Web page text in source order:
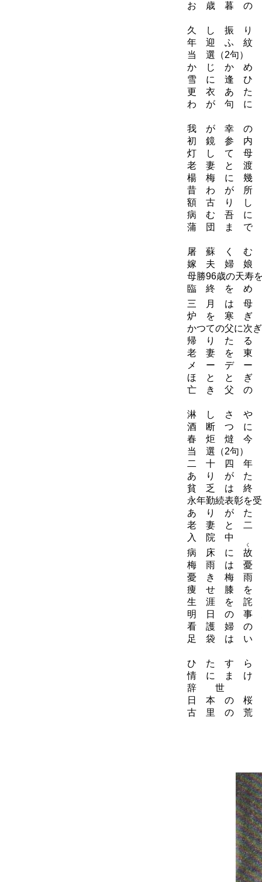
お 歳 暮 の
久 し 振 り
年 迎 ふ 紋
当 選（2句）
か じ か め
雪 に 逢 ひ
更 衣 あ た
わ が 句 に
我 が 幸 の
初 鏡 参 内
灯 し て 母
老 妻 と 渡
楊 梅 に 幾
昔 わ が 所
額 古 り し
病 む 吾 に
蒲 団 ま で
屠 蘇 く む
嫁 夫 婦 娘
母勝96歳の天寿
臨 終 を め
三 月 は
炉 を 寒 ぎ
かつての父に次
帰 り た る
老 妻 を 東
メ ー デ ー
ほ と と ぎ
亡 き 父 の
淋 し さ や
酒 断 つ に
春 炬 燵 今
当 選（2句）
二 十 四 年
あ り が た
貧 乏 は 終
永年勤続表彰を
あ り が た
老 妻 と 二
入 院 中
病 床 に 故
く
梅 雨 は 憂
憂 き 梅 雨
痩 せ 膝 を
生 涯 を 詫
明 日 の 事
看 護 婦 の
足 袋 は い
ひ た す ら
情 に ま け
辞 世
日 本 の 桜
古 里 の 荒